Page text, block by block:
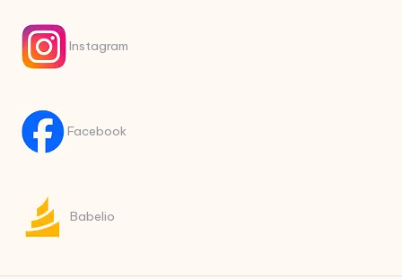
Instagram
Facebook
Babelio